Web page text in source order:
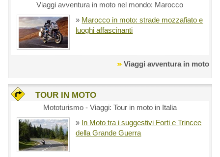
Viaggi avventura in moto nel mondo: Marocco
» Marocco in moto: strade mozzafiato e
luoghi affascinanti
Viaggi avventura in moto
TOUR IN MOTO
Mototurismo - Viaggi: Tour in moto in Italia
» In Moto tra i suggestivi Forti e Trincee
della Grande Guerra